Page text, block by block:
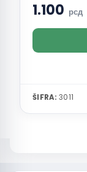
1.100 рсд
ŠIFRA: 3011